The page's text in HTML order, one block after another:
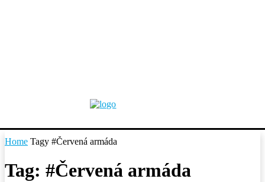
Home Tagy #Červená armáda
Tag: #Červená armáda